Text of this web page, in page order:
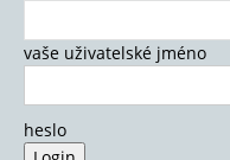
vaše uživatelské jméno
heslo